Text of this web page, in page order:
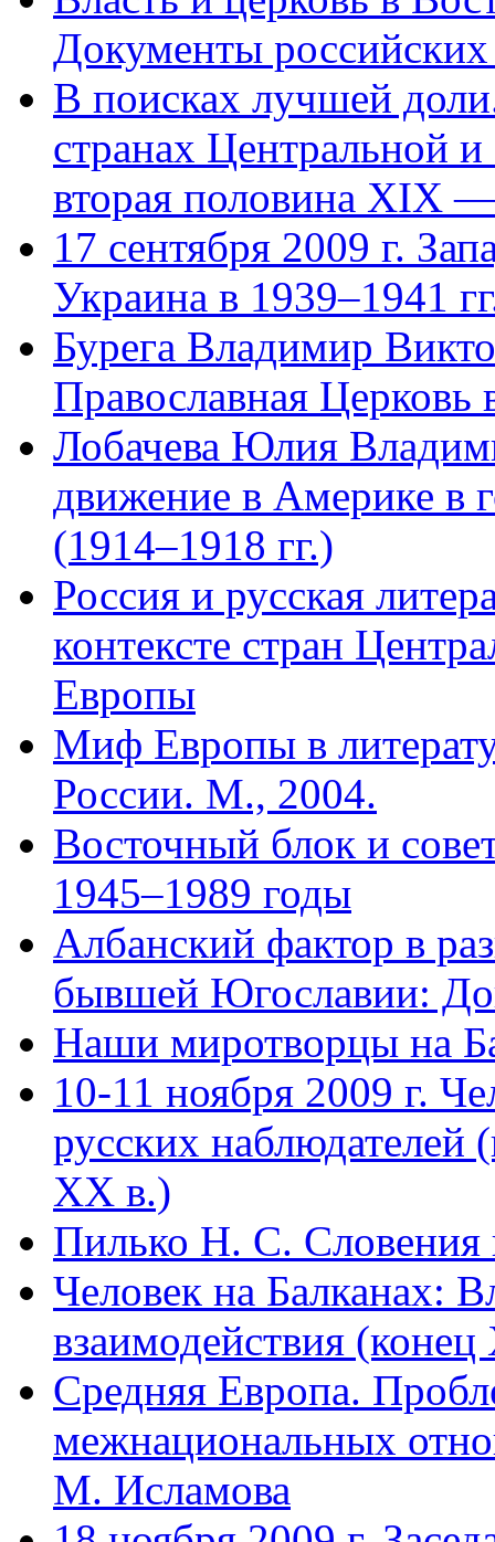
Документы
В поисках лучшей
странах Центральной
вторая половина XIX
17 сентября 2009 г.
Украина в 1939–1941
Бурега Владимир
Православная Церковь
Лобачева Юлия
движение в Америке в
(1914–1918 гг.)
Россия и русская
контексте стран
Европы
Миф Европы в
России. М., 2004.
Восточный блок и
1945–1989 годы
Албанский фактор в
бывшей Югославии:
Наши миротворцы на
10-11 ноября 2009 г.
русских наблюдателей
XX в.)
Пилько Н. С. Словения
Человек на Балканах:
взаимодействия
Средняя Европа.
межнациональных
М. Исламова